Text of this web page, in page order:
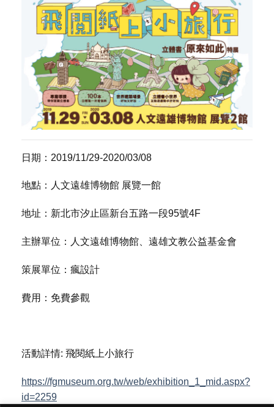
日期：2019/11/29-2020/03/08
地點：人文遠雄博物館 展覽一館
地址：新北市汐止區新台五路一段95號4F
主辦單位：人文遠雄博物館、遠雄文教公益基金會
策展單位：瘋設計
費用：免費參觀
活動詳情: 飛閱紙上小旅行
https://fgmuseum.org.tw/web/exhibition_1_mid.aspx?
id=2259